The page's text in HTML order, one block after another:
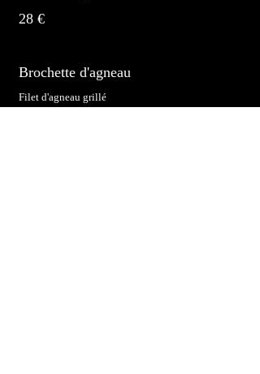
28 €
Brochette d'agneau
Filet d'agneau grillé